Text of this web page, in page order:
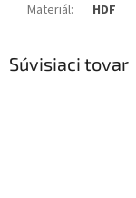
Materiál: HDF
Súvisiaci tovar